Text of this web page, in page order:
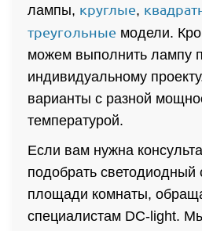
лампы, круглые,
треугольные модели.
можем выполнить лампу
индивидуальному
варианты с разной
температурой.
Если вам нужна
подобрать светодиодный
площади комнаты,
специалистам DC-light.